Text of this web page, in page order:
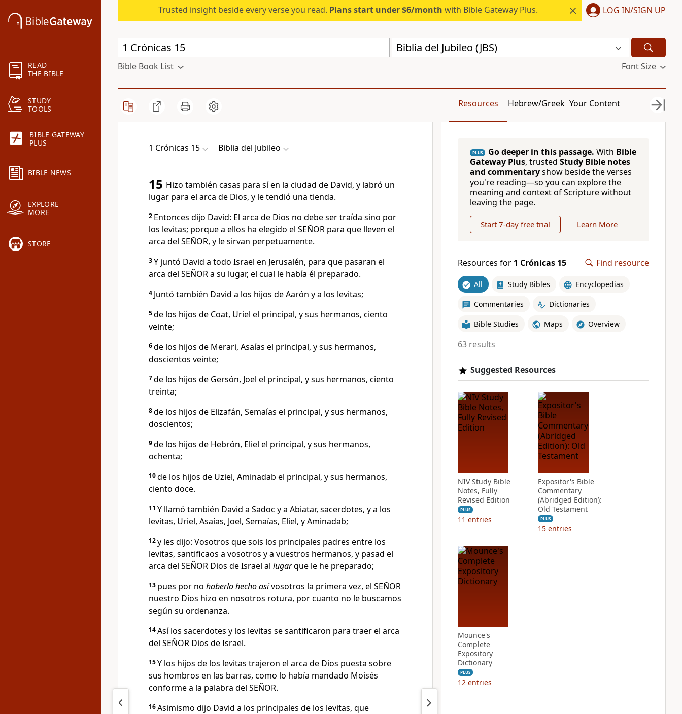
READ
THE BIBLE
STUDY
TOOLS
BIBLE GATEWAY
PLUS
BIBLE NEWS
EXPLORE
MORE
STORE
Trusted insight beside every verse you read. Plans start under $6/month with Bible Gateway Plus. LOG IN/SIGN UP
Biblia del Jubileo (JBS)
Bible Book List Font Size
Resources Hebrew/Greek Your Content
1 Crónicas 15 Biblia del Jubileo
15 Hizo también casas para sí en la ciudad de David, y labró un
lugar para el arca de Dios, y le tendió una tienda.
2 Entonces dijo David: El arca de Dios no debe ser traída sino por
los levitas; porque a ellos ha elegido el SEÑOR para que lleven el
arca del SEÑOR, y le sirvan perpetuamente.
3Y juntó David a todo Israel en Jerusalén, para que pasaran el
arca del SEÑOR a su lugar, el cual le había él preparado.
4 Juntó también David a los hijos de Aarón y a los levitas;
5de los hijos de Coat, Uriel el principal, y sus hermanos, ciento
veinte;
6de los hijos de Merari, Asaías el principal, y sus hermanos,
doscientos veinte;
7de los hijos de Gersón, Joel el principal, y sus hermanos, ciento
treinta;
8de los hijos de Elizafán, Semaías el principal, y sus hermanos,
doscientos;
9de los hijos de Hebrón, Eliel el principal, y sus hermanos,
ochenta;
10de los hijos de Uziel, Aminadab el principal, y sus hermanos,
ciento doce.
11 Y llamó también David a Sadoc y a Abiatar, sacerdotes, y a los
levitas, Uriel, Asaías, Joel, Semaías, Eliel, y Aminadab;
12y les dijo: Vosotros que sois los principales padres entre los
levitas, santificaos a vosotros y a vuestros hermanos, y pasad el
arca del SEÑOR Dios de Israel al lugarque le he preparado;
13 pues por no haberlo hecho asívosotros la primera vez, el SEÑOR
nuestro Dios hizo en nosotros rotura, por cuanto no le buscamos
según su ordenanza.
14Así los sacerdotes y los levitas se santificaron para traer el arca
del SEÑOR Dios de Israel.
15Y los hijos de los levitas trajeron el arca de Dios puesta sobre
sus hombros en las barras, como lo había mandado Moisés
conforme a la palabra del SEÑOR.
16Asimismo dijo David a los principales de los levitas, que
PLUS Go deeper in this passage. With Bible
Gateway Plus, trusted Study Bible notes
and commentaryshow beside the verses
you're reading—so you can explore the
meaning and context of Scripture without
leaving the page.
Start 7-day free trial Learn More
Resources for 1 Crónicas 15 Find resource
All Study Bibles Encyclopedias
Commentaries Dictionaries
Bible Studies Maps Overview
63 results
Suggested Resources
NIV Study Bible
Notes, Fully
Revised Edition
PLUS
11 entries
Expositor's Bible
Commentary
(Abridged Edition):
Old Testament
PLUS
15 entries
Mounce's
Complete
Expository
Dictionary
PLUS
12 entries